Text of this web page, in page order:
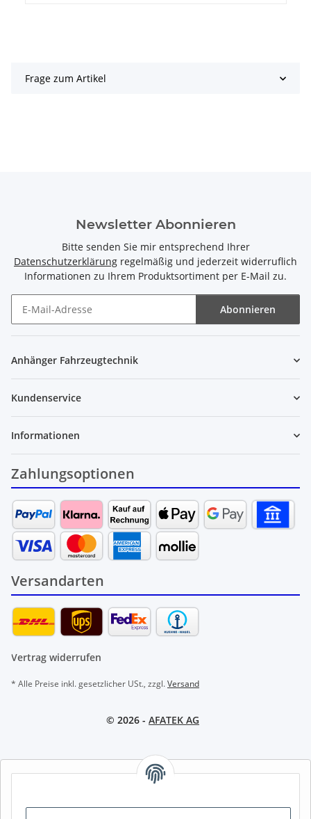
Frage zum Artikel
Newsletter Abonnieren
Bitte senden Sie mir entsprechend Ihrer
Datenschutzerklärung regelmäßig und jederzeit widerruflich
Informationen zu Ihrem Produktsortiment per E-Mail zu.
Abonnieren
Anhänger Fahrzeugtechnik
Kundenservice
Informationen
Zahlungsoptionen
Versandarten
Vertrag widerrufen
* Alle Preise inkl. gesetzlicher USt., zzgl.Versand
© 2026 - AFATEK AG
AFATEK INTERNATIONAL – SELECT REGION & LANGUAGE |